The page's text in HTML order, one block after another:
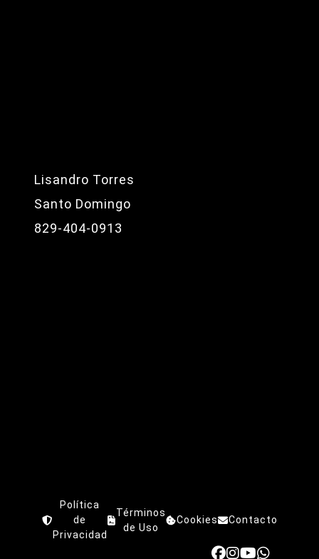
Lisandro Torres
Santo Domingo
829-404-0913
Política
de
Privacidad
Términos
de Uso
Cookies Contacto